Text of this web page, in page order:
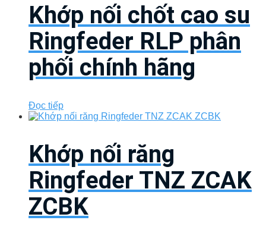
Khớp nối chốt cao su
Ringfeder RLP phân
phối chính hãng
Đọc tiếp
Khớp nối răng
Ringfeder TNZ ZCAK
ZCBK